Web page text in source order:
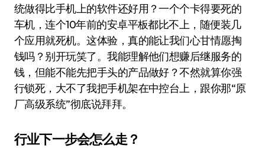
统做得比手机上的软件还好用？一个个卡得要死的
车机，连个10年前的安卓平板都比不上，随便装几
个应用就死机。这体验，真的能让我们心甘情愿掏
钱吗？别开玩笑了。我能理解他们想赚后继服务的
钱，但能不能先把手头的产品做好？不然就算你强
行锁死，大不了我把手机架在中控台上，跟你那“原
厂高级系统”彻底说拜拜。
行业下一步会怎么走？